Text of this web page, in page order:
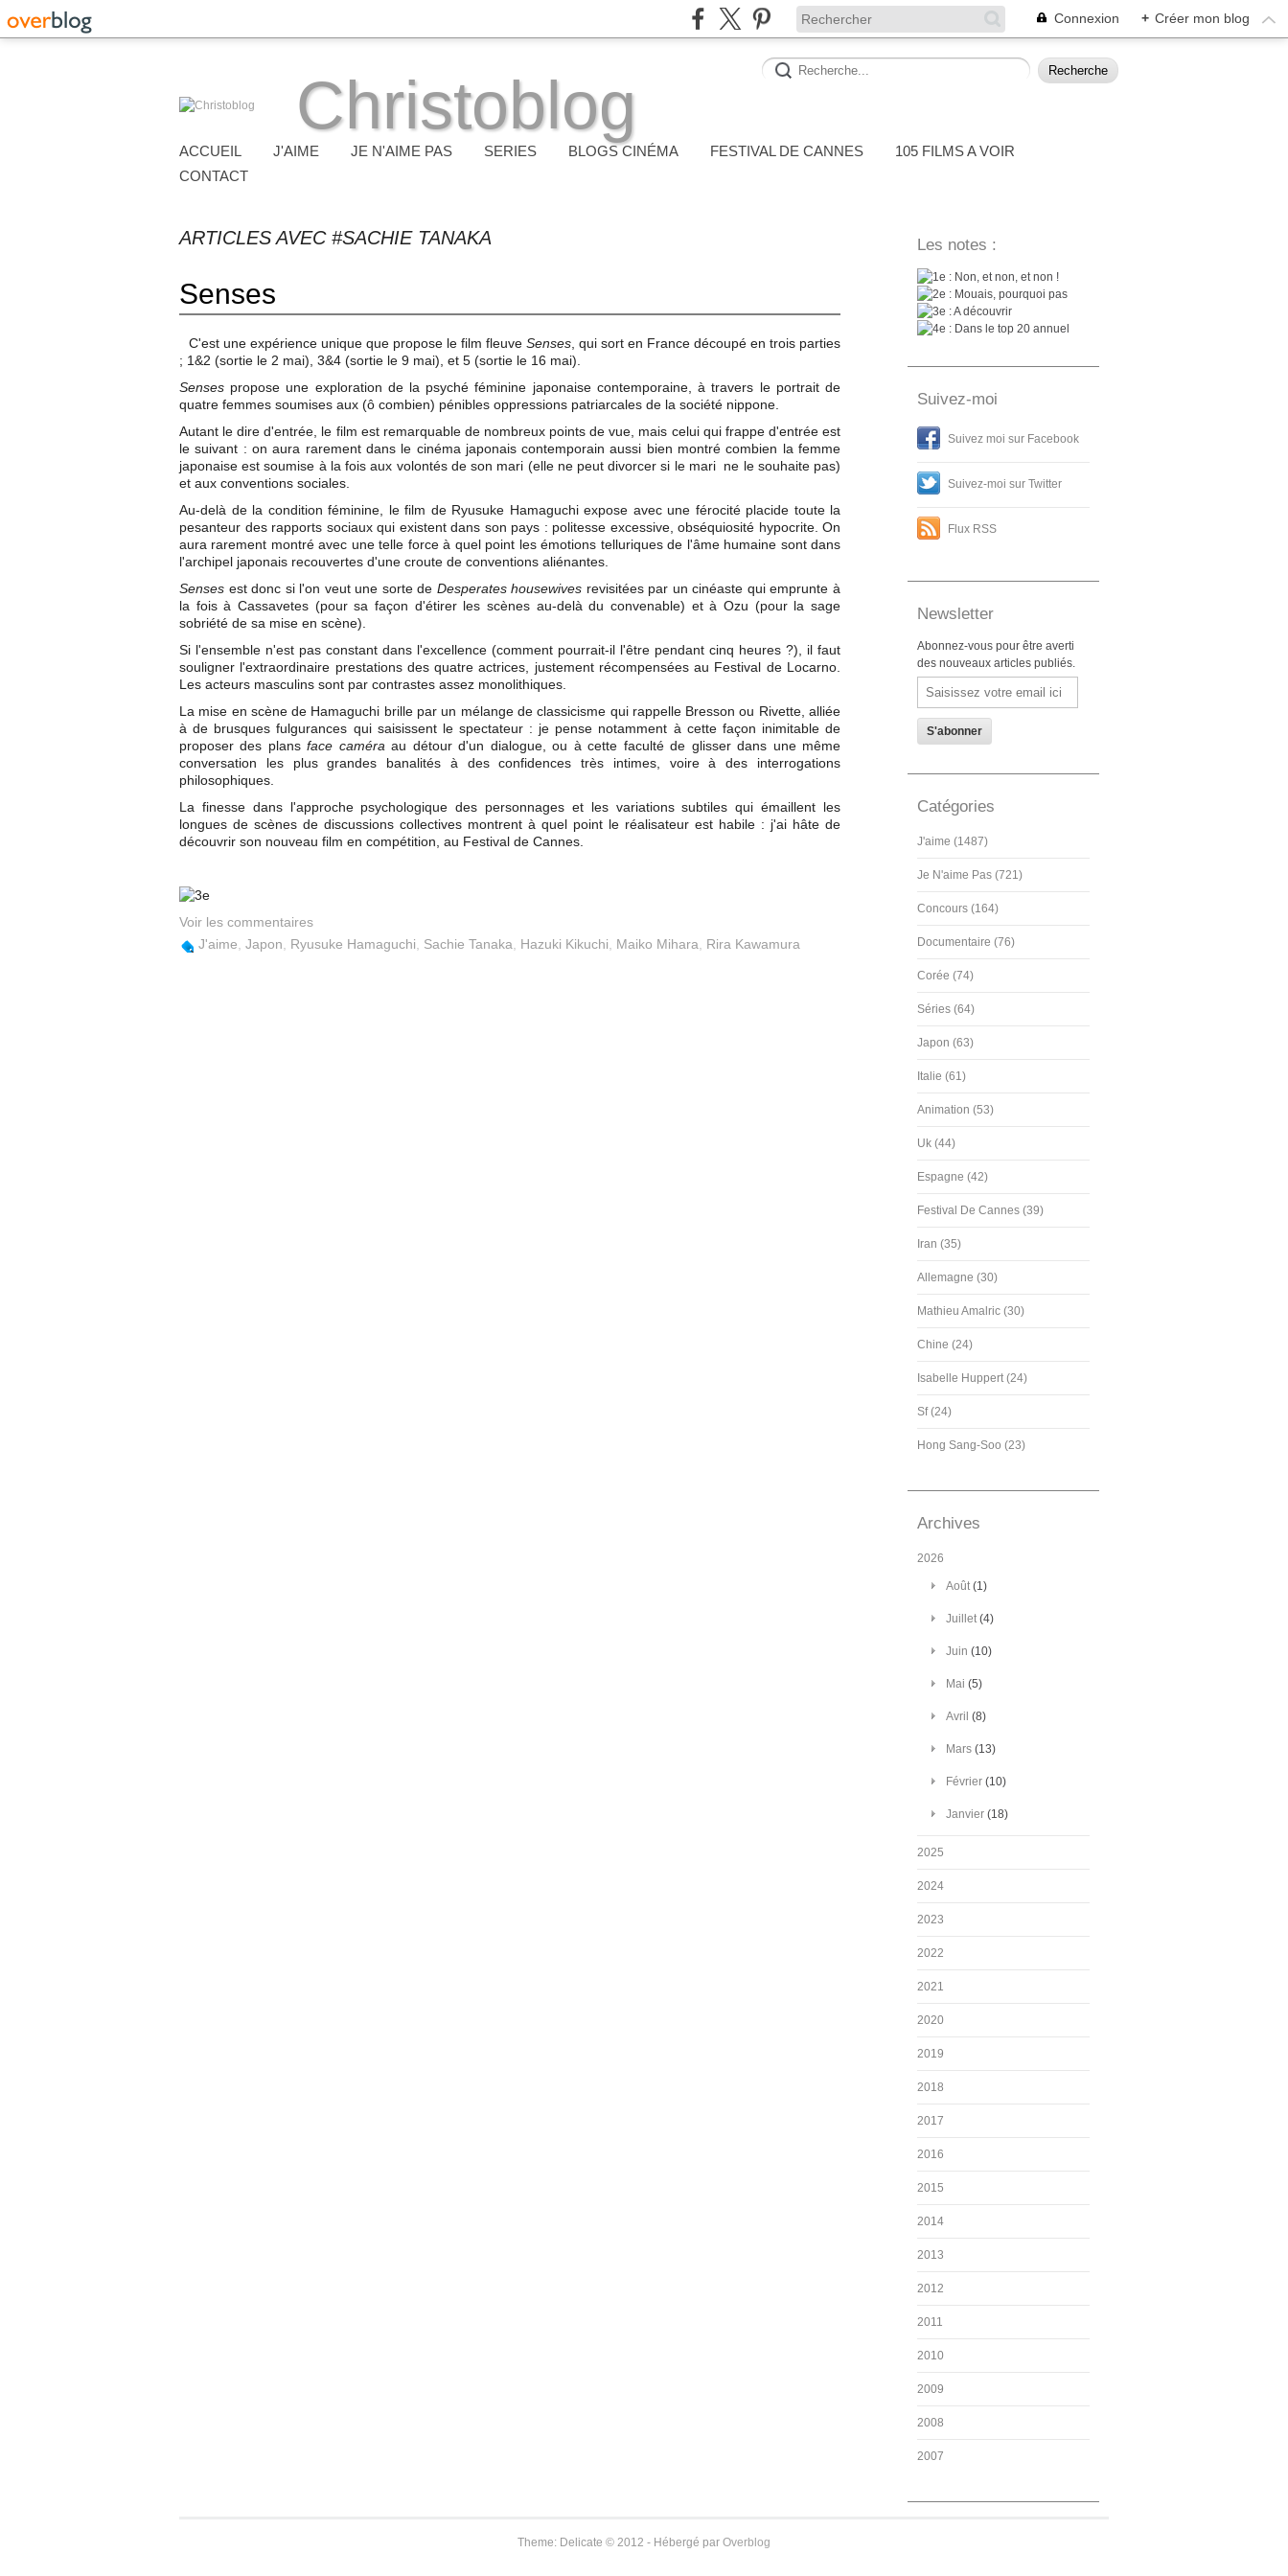
Connexion + Créer mon blog
Christoblog
ACCUEIL J'AIME JE N'AIME PAS SERIES BLOGS CINÉMA FESTIVAL DE CANNES
105 FILMS A VOIR
CONTACT
ARTICLES AVEC #SACHIE TANAKA
Senses
C'est une expérience unique que propose le film fleuve Senses , qui sort en France découpé en trois parties
; 1&2 (sortie le 2 mai), 3&4 (sortie le 9 mai), et 5 (sortie le 16 mai).
Senses propose une exploration de la psyché féminine japonaise contemporaine, à travers le portrait de
quatre femmes soumises aux (ô combien) pénibles oppressions patriarcales de la société nippone.
Autant le dire d'entrée, le film est remarquable de nombreux points de vue, mais celui qui frappe d'entrée est
le suivant : on aura rarement dans le cinéma japonais contemporain aussi bien montré combien la femme
japonaise est soumise à la fois aux volontés de son mari (elle ne peut divorcer si le mari ne le souhaite pas)
et aux conventions sociales.
Au-delà de la condition féminine, le film de Ryusuke Hamaguchi expose avec une férocité placide toute la
pesanteur des rapports sociaux qui existent dans son pays : politesse excessive, obséquiosité hypocrite. On
aura rarement montré avec une telle force à quel point les émotions telluriques de l'âme humaine sont dans
l'archipel japonais recouvertes d'une croute de conventions aliénantes.
Senses est donc si l'on veut une sorte de Desperates housewives revisitées par un cinéaste qui emprunte à
la fois à Cassavetes (pour sa façon d'étirer les scènes au-delà du convenable) et à Ozu (pour la sage
sobriété de sa mise en scène).
Si l'ensemble n'est pas constant dans l'excellence (comment pourrait-il l'être pendant cinq heures ?), il faut
souligner l'extraordinaire prestations des quatre actrices, justement récompensées au Festival de Locarno.
Les acteurs masculins sont par contrastes assez monolithiques.
La mise en scène de Hamaguchi brille par un mélange de classicisme qui rappelle Bresson ou Rivette, alliée
à de brusques fulgurances qui saisissent le spectateur : je pense notamment à cette façon inimitable de
proposer des plansface caméra au détour d'un dialogue, ou à cette faculté de glisser dans une même
conversation les plus grandes banalités à des confidences très intimes, voire à des interrogations
philosophiques.
La finesse dans l'approche psychologique des personnages et les variations subtiles qui émaillent les
longues de scènes de discussions collectives montrent à quel point le réalisateur est habile : j'ai hâte de
découvrir son nouveau film en compétition, au Festival de Cannes.
Voir les commentaires
J'aime Japon Ryusuke Hamaguchi Sachie Tanaka Hazuki Kikuchi Maiko Mihara Rira Kawamura
Les notes :
: Non, et non, et non !
: Mouais, pourquoi pas
: A découvrir
: Dans le top 20 annuel
Suivez-moi
Suivez moi sur Facebook
Suivez-moi sur Twitter
Flux RSS
Newsletter
Abonnez-vous pour être averti
des nouveaux articles publiés.
Email
Catégories
J'aime (1487)
Je N'aime Pas (721)
Concours (164)
Documentaire (76)
Corée (74)
Séries (64)
Japon (63)
Italie (61)
Animation (53)
Uk (44)
Espagne (42)
Festival De Cannes (39)
Iran (35)
Allemagne (30)
Mathieu Amalric (30)
Chine (24)
Isabelle Huppert (24)
Sf (24)
Hong Sang-Soo (23)
Archives
2026
Août(1)
Juillet(4)
Juin (10)
Mai (5)
Avril (8)
Mars (13)
Février (10)
Janvier (18)
2025
2024
2023
2022
2021
2020
2019
2018
2017
2016
2015
2014
2013
2012
2011
2010
2009
2008
2007
Theme: Delicate © 2012 - Hébergé par Overblog